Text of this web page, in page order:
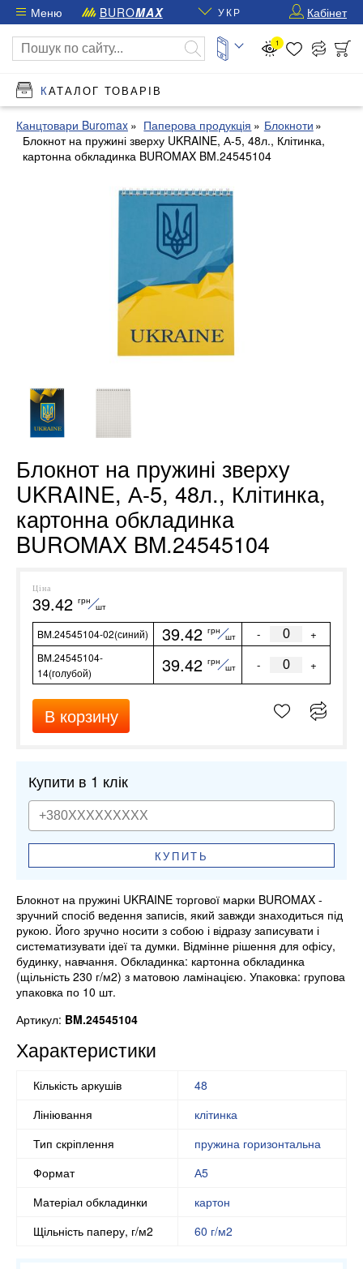
Меню BUROMAX УКР Кабінет
1
КАТАЛОГ ТОВАРІВ
Канцтовари Buromax Паперова продукція
Блокноти
Блокнот на пружині зверху UKRAINE, А-5, 48л., Клітинка,
картонна обкладинка BUROMAX BM.24545104
Блокнот на пружині зверху
UKRAINE, А-5, 48л., Клітинка,
картонна обкладинка
BUROMAX BM.24545104
Ціна
39.42 грн
шт
BM.24545104-02(синий) 39.42 грн
шт - +
BM.24545104-
14(голубой)
39.42 грн
шт - +
В корзину
Купити в 1 клік
КУПИТЬ
Блокнот на пружині UKRAINE торгової марки BUROMAX -
зручний спосіб ведення записів, який завжди знаходиться під
рукою. Його зручно носити з собою і відразу записувати і
систематизувати ідеї та думки. Відмінне рішення для офісу,
будинку, навчання. Обкладинка: картонна обкладинка
(щільність 230 г/м2) з матовою ламінацією. Упаковка: групова
упаковка по 10 шт.
Артикул: BM.24545104
Характеристики
Кількість аркушів
48
Лініювання
клітинка
Тип скріплення
пружина горизонтальна
Формат
А5
Матеріал обкладинки
картон
Щільність паперу, г/м2
60 г/м2